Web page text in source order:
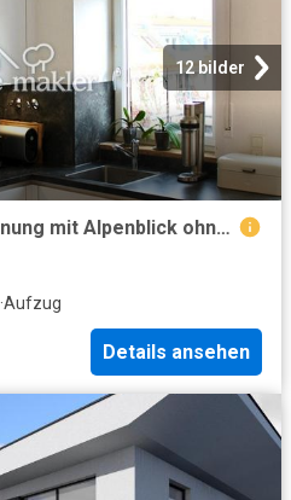
12 bilder
Moderne 3 Zimmer Wohnung mit Alpenblick ohne Provision
·Aufzug
Details ansehen